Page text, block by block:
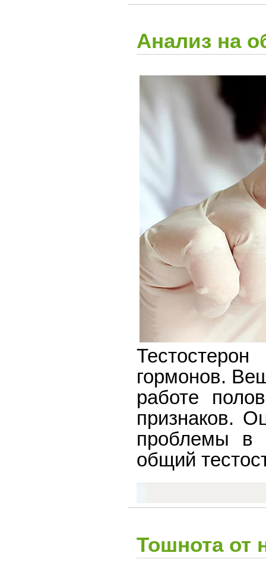
Анализ на
гормонов.
работе
признаков.
проблемы в
общий
Тошнота от